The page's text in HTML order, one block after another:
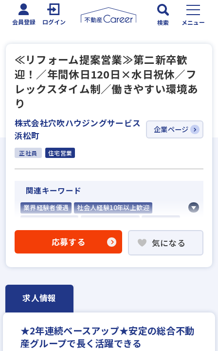
会員登録 ログイン 検索 メニュー
≪リフォーム提案営業≫第二新卒歓
迎！／年間休日120日×水日祝休／フ
レックスタイム制／働きやすい環境あ
り
株式会社穴吹ハウジングサービス
浜松町
企業ページ
正社員 住宅営業
関連キーワード
業界経験者優遇
社会人経験10年以上歓迎
資格支援制度あり
フレックス勤務あり
残業少ない
マイカー通勤可
応募する 気になる
求人情報
★2年連続ベースアップ★安定の総合不動
産グループで長く活躍できる